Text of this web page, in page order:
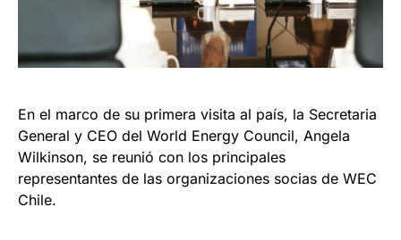
En el marco de su primera visita al país, la Secretaria
General y CEO del World Energy Council, Angela
Wilkinson, se reunió con los principales
representantes de las organizaciones socias de WEC
Chile.